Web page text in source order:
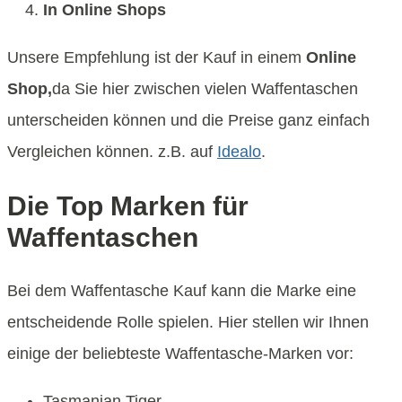
In Online Shops
Unsere Empfehlung ist der Kauf in einem Online
Shop,da Sie hier zwischen vielen Waffentaschen
unterscheiden können und die Preise ganz einfach
Vergleichen können. z.B. auf Idealo.
Die Top Marken für
Waffentaschen
Bei dem Waffentasche Kauf kann die Marke eine
entscheidende Rolle spielen. Hier stellen wir Ihnen
einige der beliebteste Waffentasche-Marken vor: